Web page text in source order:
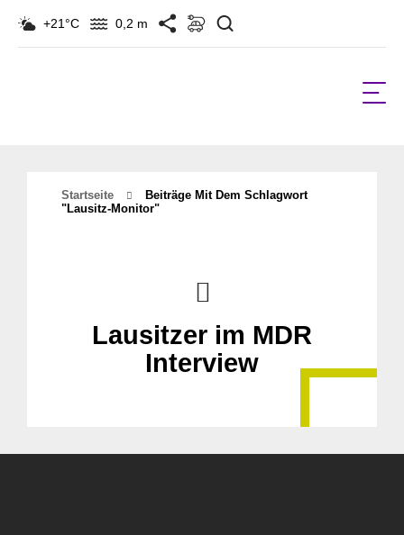
+21°C 0,2 m
Startseite
Beiträge Mit Dem Schlagwort
"Lausitz-Monitor"
Lausitzer im MDR
Interview